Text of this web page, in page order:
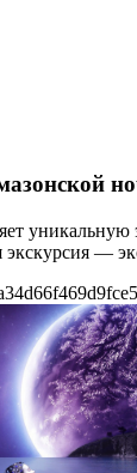
уникальную
—